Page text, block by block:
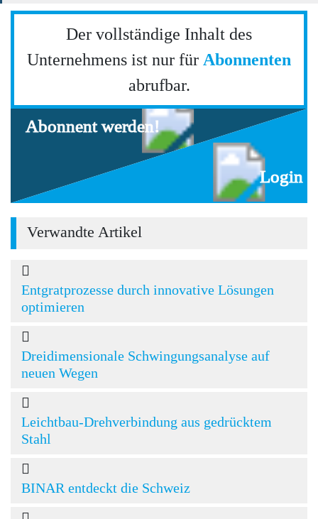
Der vollständige Inhalt des
Unternehmens ist nur für Abonnenten
abrufbar.
Abonnent werden!
Login
Verwandte Artikel
Entgratprozesse durch innovative Lösungen
optimieren
Dreidimensionale Schwingungsanalyse auf
neuen Wegen
Leichtbau-Drehverbindung aus gedrücktem
Stahl
BINAR entdeckt die Schweiz